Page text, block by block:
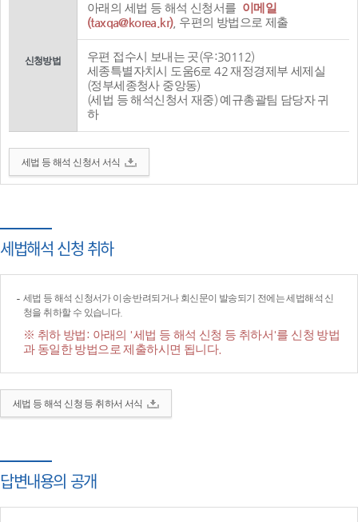
신청방법
아래의 세법 등 해석 신청서를 이메일
(taxqa@korea.kr), 우편의 방법으로 제출
우편 접수시 보내는 곳(우:30112)
세종특별자치시 도움6로 42 재정경제부 세제실
(정부세종청사 중앙동)
(세법 등 해석신청서 재중) 예규총괄팀 담당자 귀
하
세법 등 해석 신청서 서식
세법해석 신청 취하
세법 등 해석 신청서가 이송·반려되거나 회신문이 발송되기 전에는 세법해석 신
청을 취하할 수 있습니다.
※ 취하 방법: 아래의 '세법 등 해석 신청 등 취하서'를 신청 방법
과 동일한 방법으로 제출하시면 됩니다.
세법 등 해석 신청 등 취하서 서식
답변내용의 공개